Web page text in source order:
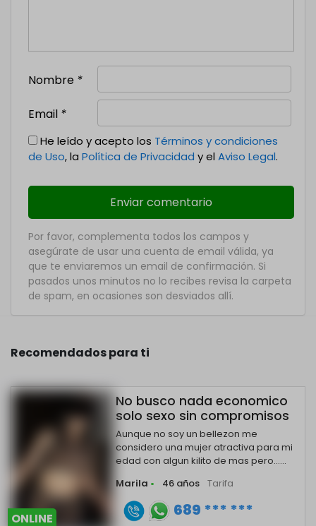
Nombre *
Email *
He leído y acepto los Términos y condiciones
de Uso, la Política de Privacidad y el Aviso Legal.
Por favor, complementa todos los campos y
asegúrate de usar una cuenta de email válida, ya
que te enviaremos un email de confirmación. Si
pasados unos minutos no lo recibes revisa la carpeta
de spam, en ocasiones son desviados allí.
Recomendados para ti
ONLINE
No busco nada economico
solo sexo sin compromisos
Aunque no soy un bellezon me
considero una mujer atractiva para mi
edad con algun kilito de mas pero......
Marila • 46 años Tarifa
689 *** ***